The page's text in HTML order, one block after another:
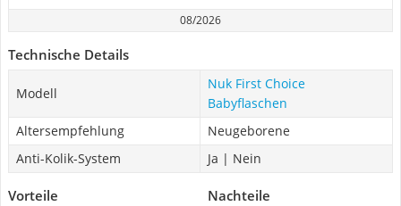
08/2026
Technische Details
Modell
Nuk First Choice
Babyflaschen
Altersempfehlung
Neugeborene
Anti-Kolik-System
Ja | Nein
Vorteile Nachteile